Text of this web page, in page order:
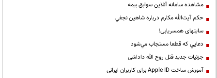
مشاهده سامانه آنلاين سوابق بیمه
حكم آيت‌الله مكارم درباره شاهين نجفي
سایتهای همسریابی!
دعايي كه قطعا مستجاب مي‌شود
جزئیات جدید قتل روح الله داداشی
آموزش ساخت Apple ID برای کاربران ایرانی